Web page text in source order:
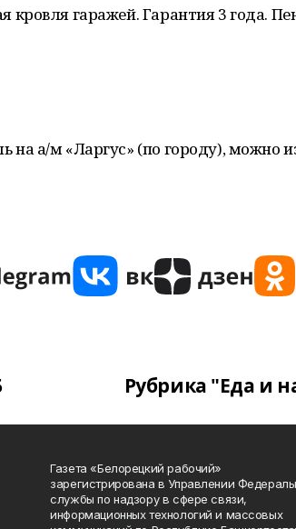
кровля гаражей. Гарантия 3 года.
на а/м «Ларгус» (по городу), можно
Рубрика "Еда и
Газета «Белорецкий рабочий»
зарегистрирована в Управлении
службы по надзору в сфере связи,
информационных технологий и массовых